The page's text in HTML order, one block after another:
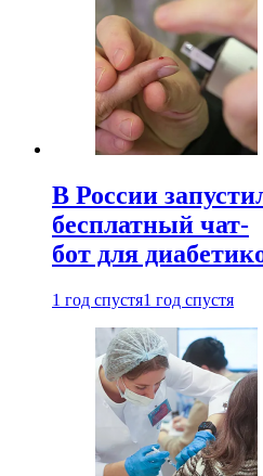
В России
бесплатный чат-
бот для
1 год спустя1 год спустя